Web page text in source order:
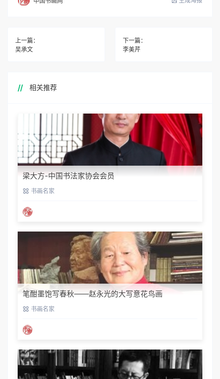
上一篇：
吴承文
下一篇：
李美芹
相关推荐
梁大方-中国书法家协会会员
书画名家
笔酣墨饱写春秋——赵永光的大写意花鸟画
书画名家